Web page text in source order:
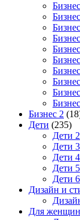
Бизнес 2
Дети (235)
Дети 2
Дети 3
Дети 4
Дети 5
Дети 6
Дизайн и
Для женщин